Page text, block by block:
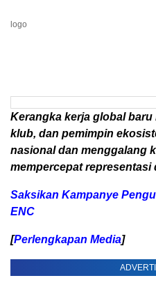
logo
Kerangka kerja global
klub, dan pemimpin
nasional dan menggalang
mempercepat
Saksikan Kampanye
ENC
[Perlengkapan Media]